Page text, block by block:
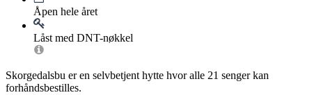
Åpen hele året
Låst med DNT-nøkkel
Skorgedalsbu er en selvbetjent hytte hvor alle 21 senger kan
forhåndsbestilles.